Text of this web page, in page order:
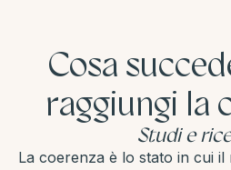
Cosa
raggiungi la
Studi e
La coerenza è lo stato in cui